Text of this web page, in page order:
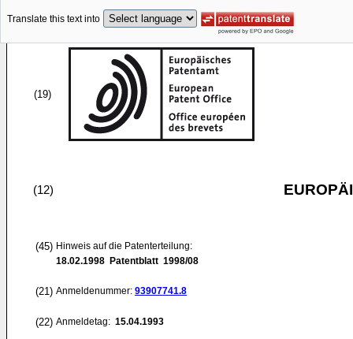
Translate this text into
(19)
(12)
(45) Hinweis auf die Patenterteilung:
18.02.1998 Patentblatt 1998/08
(21) Anmeldenummer: 93907741.8
(22) Anmeldetag: 15.04.1993